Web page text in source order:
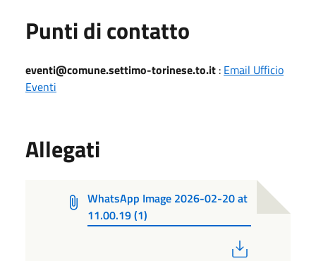
Punti di contatto
eventi@comune.settimo-torinese.to.it : Email Ufficio
Eventi
Allegati
WhatsApp Image 2026-02-20 at
11.00.19 (1)